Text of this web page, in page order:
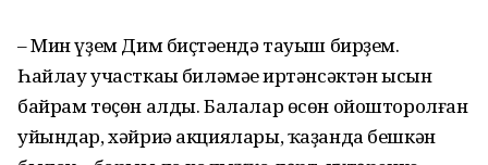
– Мин үҙем Дим биҫтәһендә тауыш бирҙем.
Һайлау участкаһы биләмәһе иртәнсәктән ысын
байрам төҫөн алды. Балалар өсөн ойошторолған
уйындар, хәйриә акциялары, ҡаҙанда бешкән